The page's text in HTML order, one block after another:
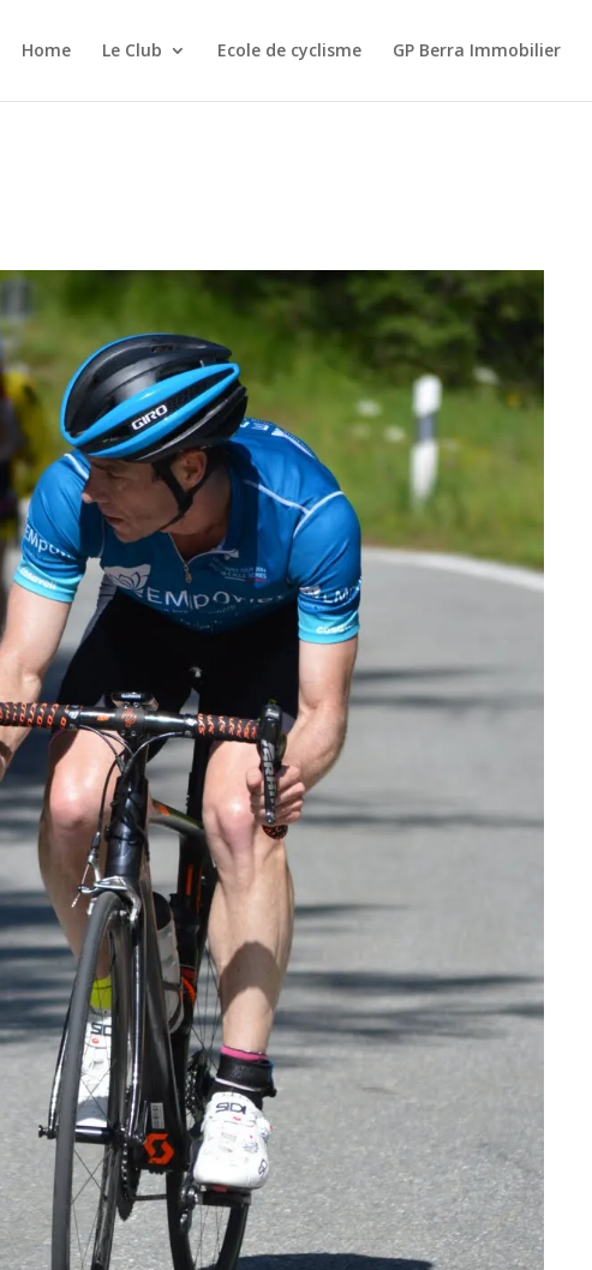
Home Le Club Ecole de cyclisme GP Berra Immobilier